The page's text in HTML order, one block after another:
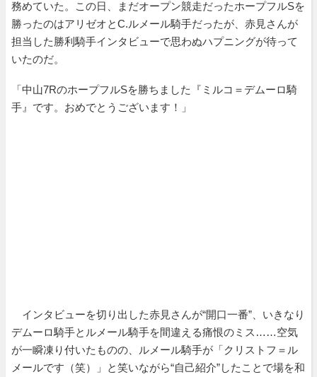
務めていた。この日、まだオープン競走だったホープフルSを
勝ったのはアリゼオとC.ルメール騎手だったが、赤見さんが
担当した勝利騎手インタビューで思わぬハプニングが待って
いたのだ。
「中山7RのホープフルSを勝ちました『ミルコ＝デムーロ騎
手』です。おめでとうございます！」
インタビューを切り出した赤見さんが“開口一番”、いきなり
デムーロ騎手とルメール騎手を間違える痛恨のミス……空気
が一瞬凍り付いたものの、ルメール騎手が「クリストフ＝ル
メールです（笑）」と笑いながら“自己紹介”したことで場を和